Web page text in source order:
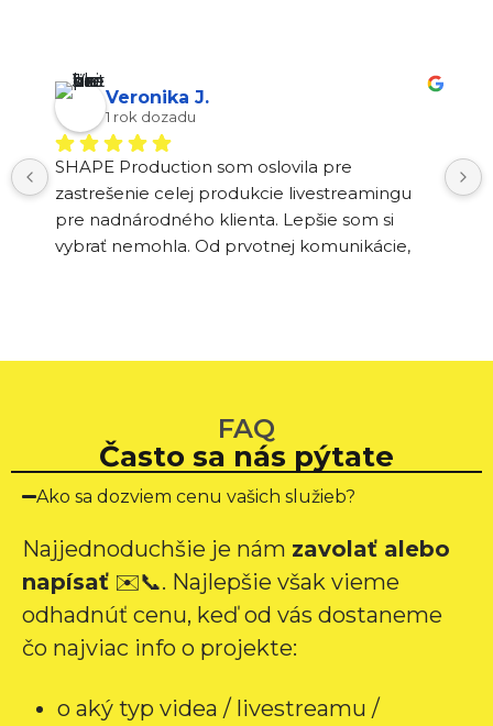
Veronika J.
1 rok dozadu
SHAPE Production som oslovila pre
zastrešenie celej produkcie livestreamingu
pre nadnárodného klienta. Lepšie som si
vybrať nemohla. Od prvotnej komunikácie,
klient rovnako ako aj naša strana agentúry.
Pre super output budeme podobné
Ďakujem Marek a celému tímu SHAPE
Production. Robíte to skvele a tešíme sa na
ďalšiu spoluprácu.
FAQ
Často sa nás pýtate
Ako sa dozviem cenu vašich služieb?
Najjednoduchšie je nám zavolať alebo
napísať ✉️📞. Najlepšie však vieme
odhadnúť cenu, keď od vás dostaneme
čo najviac info o projekte:
o aký typ videa / livestreamu /